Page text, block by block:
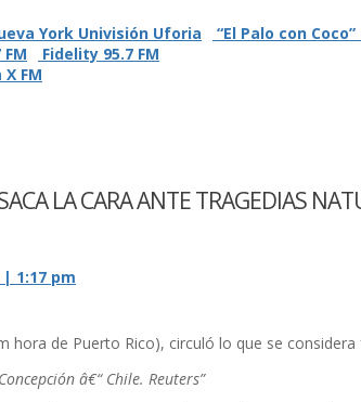
“El Palo con Coco”
Fidelity 95.7 FM
X FM
LA CARA ANTE TRAGEDIAS
| 1:17 pm
hora de Puerto Rico), circuló lo que se
â€“ Chile. Reuters”